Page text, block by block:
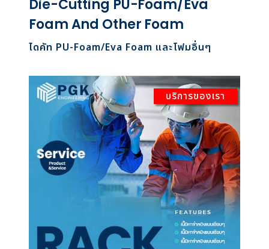
Die-Cutting PU-Foam/Eva
Foam And Other Foam
ไดคัท PU-Foam/Eva Foam และโฟมอื่นๆ
บริการของเรา